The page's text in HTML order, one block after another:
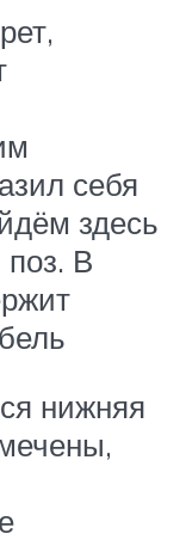
себя
здесь
поз. В
нижняя